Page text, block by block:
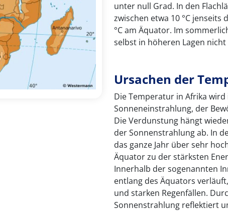
unter null Grad. In den
zwischen etwa 10 °C
°C am Äquator. Im
selbst in höheren Lagen nicht
Ursachen der
Die Temperatur in Afrika
Sonneneinstrahlung, der
Die Verdunstung hängt
der Sonnenstrahlung ab. In
das ganze Jahr über sehr
Äquator zu der stärksten
Innerhalb der sogenannten
entlang des Äquators
und starken Regenfällen.
Sonnenstrahlung reflektiert